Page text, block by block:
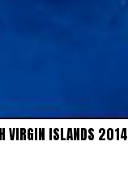
VIRGIN ISLANDS 2014